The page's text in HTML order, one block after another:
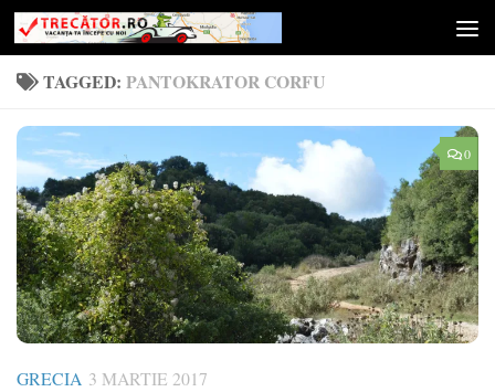
Skip to content
TAGGED: PANTOKRATOR CORFU
0
GRECIA 3 MARTIE 2017